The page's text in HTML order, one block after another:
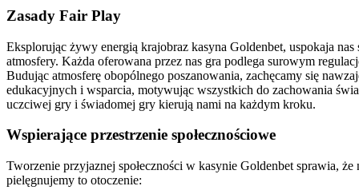
Zasady Fair Play
Eksplorując żywy energią krajobraz kasyna Goldenbet, uspokaja
atmosfery. Każda oferowana przez nas gra podlega surowym
Budując atmosferę obopólnego poszanowania, zachęcamy się
edukacyjnych i wsparcia, motywując wszystkich do zachowania
uczciwej gry i świadomej gry kierują nami na każdym kroku.
Wspierające przestrzenie społecznościowe
Tworzenie przyjaznej społeczności w kasynie Goldenbet sprawia,
pielęgnujemy to otoczenie: